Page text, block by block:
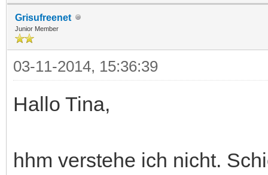
Grisufreenet
Junior Member
03-11-2014, 15:36:39
Hallo Tina,
hhm verstehe ich nicht.